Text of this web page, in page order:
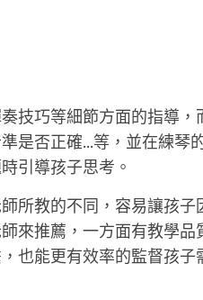
技巧等細節方面的指導，
是否正確...等，並在練琴
引導孩子思考。
所教的不同，容易讓孩子
來推薦，一方面有教學品
也能更有效率的監督孩子